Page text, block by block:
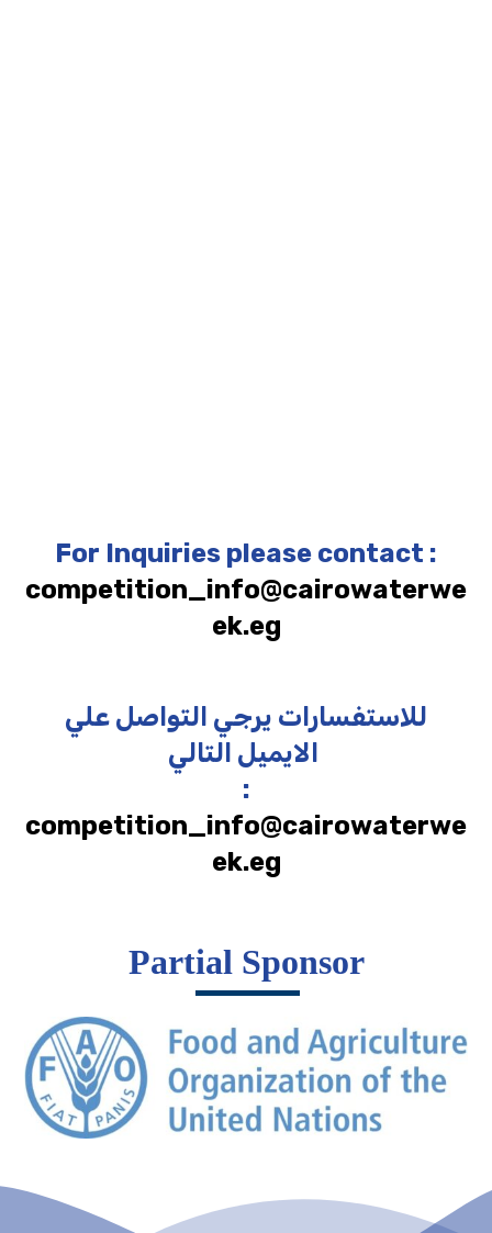
For Inquiries please contact :
competition_info@cairowaterwe
ek.eg
للاستفسارات يرجي التواصل علي
:
competition_info@cairowaterwe
ek.eg
Partial Sponsor